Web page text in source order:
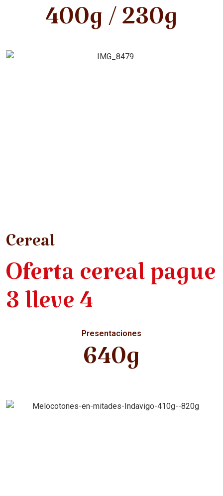
400g / 230g
Cereal
Oferta cereal pague
3 lleve 4
Presentaciones
640g